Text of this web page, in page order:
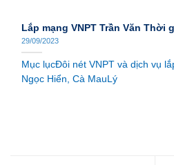
Lắp mạng VNPT Trần Văn Thời
29/09/2023
Mục lụcĐôi nét VNPT và dịch vụ
Ngọc Hiển, Cà MauLý